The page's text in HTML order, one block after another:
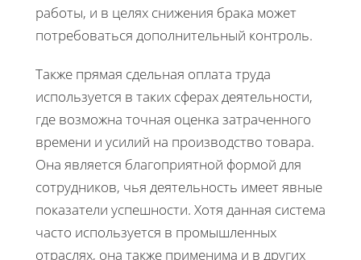
работы, и в целях снижения брака может
потребоваться дополнительный контроль.
Также прямая сдельная оплата труда
используется в таких сферах деятельности,
где возможна точная оценка затраченного
времени и усилий на производство товара.
Она является благоприятной формой для
сотрудников, чья деятельность имеет явные
показатели успешности. Хотя данная система
часто используется в промышленных
отраслях, она также применима и в других